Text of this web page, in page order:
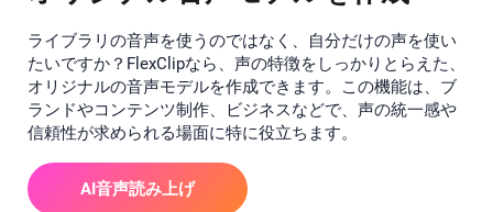
ライブラリの音声を使うのではなく、自分だけの声を使い
たいですか？FlexClipなら、声の特徴をしっかりとらえた、
オリジナルの音声モデルを作成できます。この機能は、ブ
ランドやコンテンツ制作、ビジネスなどで、声の統一感や
信頼性が求められる場面に特に役立ちます。
AI音声読み上げ